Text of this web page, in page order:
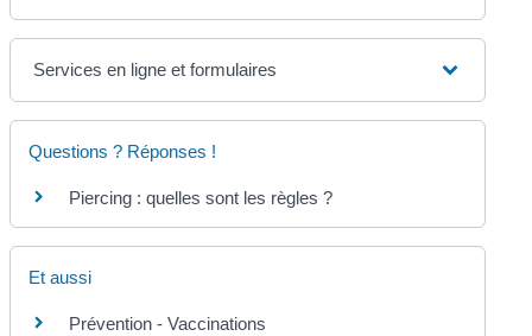
Services en ligne et formulaires
Questions ? Réponses !
Piercing : quelles sont les règles ?
Et aussi
Prévention - Vaccinations